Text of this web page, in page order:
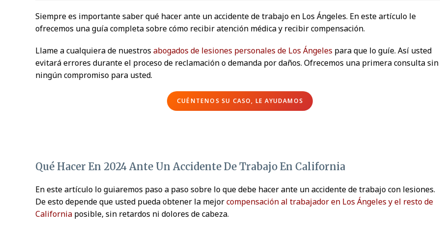
Siempre es importante saber qué hacer ante un accidente de trabajo en Los Ángeles. En este artículo le
ofrecemos una guía completa sobre cómo recibir atención médica y recibir compensación.
Llame a cualquiera de nuestros abogados de lesiones personales de Los Ángeles para que lo guíe. Así usted
evitará errores durante el proceso de reclamación o demanda por daños. Ofrecemos una primera consulta sin
ningún compromiso para usted.
CUÉNTENOS SU CASO, LE AYUDAMOS
Qué Hacer En 2024 Ante Un Accidente De Trabajo En California
En este artículo lo guiaremos paso a paso sobre lo que debe hacer ante un accidente de trabajo con lesiones.
De esto depende que usted pueda obtener la mejorcompensación al trabajador en Los Ángeles y el resto de
California posible, sin retardos ni dolores de cabeza.